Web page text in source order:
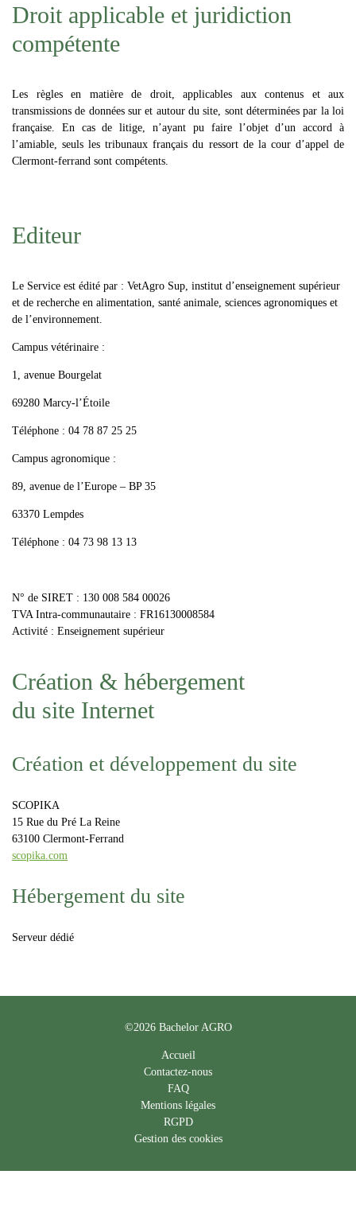
Droit applicable et juridiction
compétente
Les règles en matière de droit, applicables aux contenus et aux
transmissions de données sur et autour du site, sont déterminées par la loi
française. En cas de litige, n’ayant pu faire l’objet d’un accord à
l’amiable, seuls les tribunaux français du ressort de la cour d’appel de
Clermont-ferrand sont compétents.
Editeur
Le Service est édité par : VetAgro Sup, institut d’enseignement supérieur
et de recherche en alimentation, santé animale, sciences agronomiques et
de l’environnement.
Campus vétérinaire :
1, avenue Bourgelat
69280 Marcy-l’Étoile
Téléphone : 04 78 87 25 25
Campus agronomique :
89, avenue de l’Europe – BP 35
63370 Lempdes
Téléphone : 04 73 98 13 13
N° de SIRET : 130 008 584 00026
TVA Intra-communautaire : FR16130008584
Activité : Enseignement supérieur
Création & hébergement
du site Internet
Création et développement du site
SCOPIKA
15 Rue du Pré La Reine
63100 Clermont-Ferrand
scopika.com
Hébergement du site
Serveur dédié
©2026 Bachelor AGRO
Accueil
Contactez-nous
FAQ
Mentions légales
RGPD
Gestion des cookies